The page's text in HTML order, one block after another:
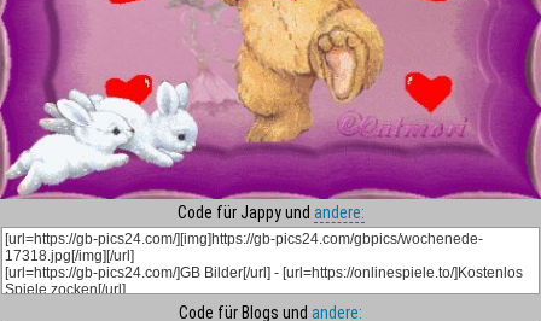
Code für Jappy und andere:
Code für Blogs und andere: